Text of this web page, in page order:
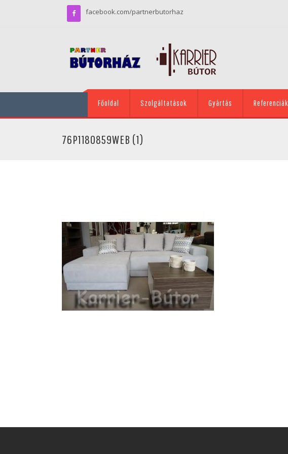
facebook.com/partnerbutorhaz
Főoldal Szolgáltatások Gyártás Referenciák
76P1180859WEB (1)